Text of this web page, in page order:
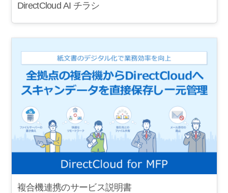
DirectCloud AI チラシ
複合機連携のサービス説明書